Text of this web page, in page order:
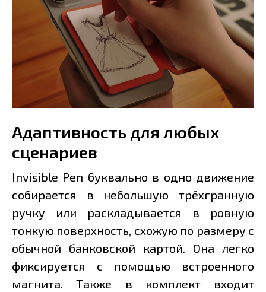
Адаптивность для любых
сценариев
Invisible Pen буквально в одно движение
собирается в небольшую трёхгранную
ручку или раскладывается в ровную
тонкую поверхность, схожую по размеру с
обычной банковской картой. Она легко
фиксируется с помощью встроенного
магнита. Также в комплект входит